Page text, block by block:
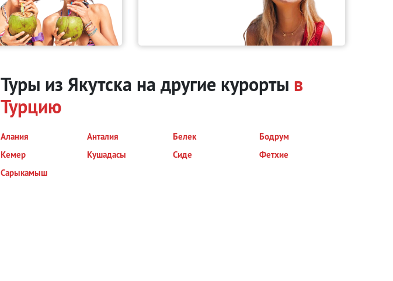
Туры из Якутска на другие курорты в
Турцию
Алания Анталия Белек
Бодрум
Кемер
Кушадасы Сиде
Фетхие
Сарыкамыш